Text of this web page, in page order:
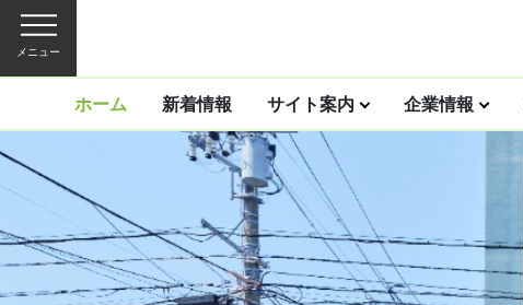
メニュー
ホーム 新着情報 サイト案内 企業情報